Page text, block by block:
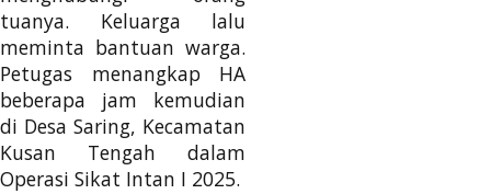
tuanya. Keluarga lalu
meminta bantuan warga.
Petugas menangkap HA
beberapa jam kemudian
di Desa Saring, Kecamatan
Kusan Tengah dalam
Operasi Sikat Intan I 2025.